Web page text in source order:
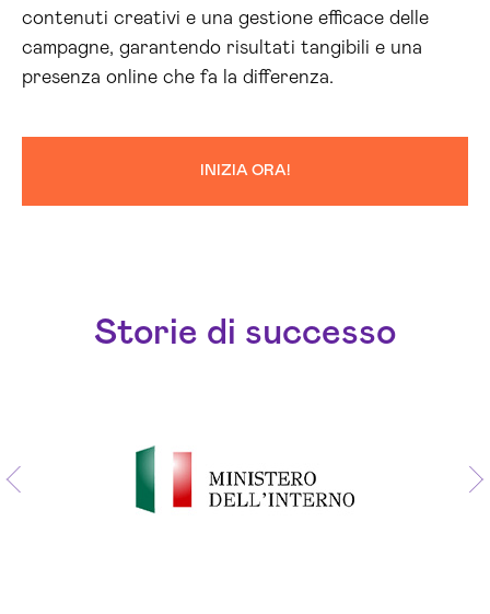
contenuti creativi e una gestione efficace delle
campagne, garantendo risultati tangibili e una
presenza online che fa la differenza.
INIZIA ORA!
Storie di successo